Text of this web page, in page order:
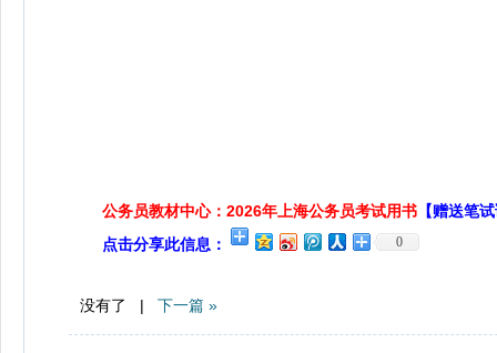
公务员教材中心：2026年上海公务员考试用书 【赠送笔
点击分享此信息：
0
没有了 | 下一篇 »